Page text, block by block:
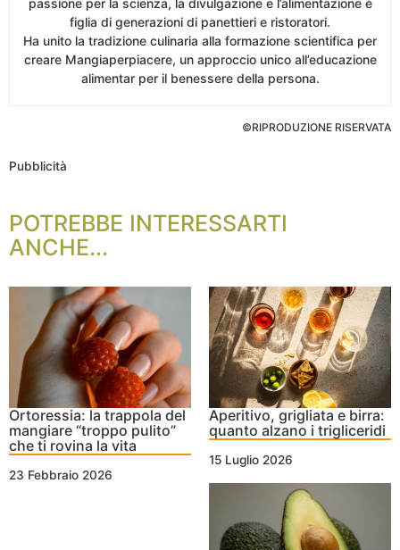
passione per la scienza, la divulgazione e l’alimentazione è
figlia di generazioni di panettieri e ristoratori.
Ha unito la tradizione culinaria alla formazione scientifica per
creare Mangiaperpiacere, un approccio unico all’educazione
alimentar per il benessere della persona.
©RIPRODUZIONE RISERVATA
Pubblicità
POTREBBE INTERESSARTI
ANCHE...
Ortoressia: la trappola del
mangiare “troppo pulito”
che ti rovina la vita
23 Febbraio 2026
Aperitivo, grigliata e birra:
quanto alzano i trigliceridi
15 Luglio 2026